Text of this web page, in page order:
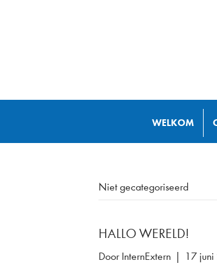
WELKOM
Niet gecategoriseerd
HALLO WERELD!
Door InternExtern 17